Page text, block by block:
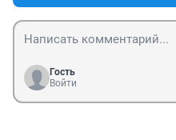
Гость
Войти